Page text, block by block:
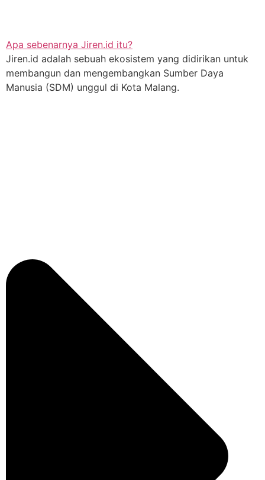
Apa sebenarnya Jiren.id itu?
Jiren.id adalah sebuah ekosistem yang didirikan untuk
membangun dan mengembangkan Sumber Daya
Manusia (SDM) unggul di Kota Malang.